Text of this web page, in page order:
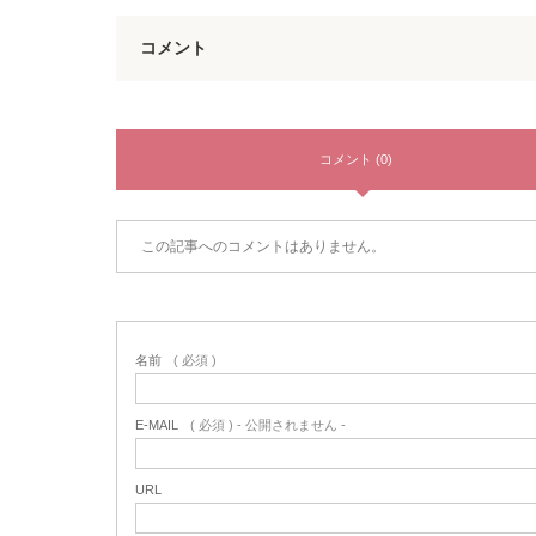
コメント
コメント (0)
この記事へのコメントはありません。
名前 ( 必須 )
E-MAIL ( 必須 ) - 公開されません -
URL